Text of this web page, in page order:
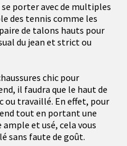
porter avec de multiples
des tennis comme les
de talons hauts pour
du jean et strict ou
chic pour
il faudra que le haut de
travaillé. En effet, pour
tout en portant une
et usé, cela vous
sans faute de goût.